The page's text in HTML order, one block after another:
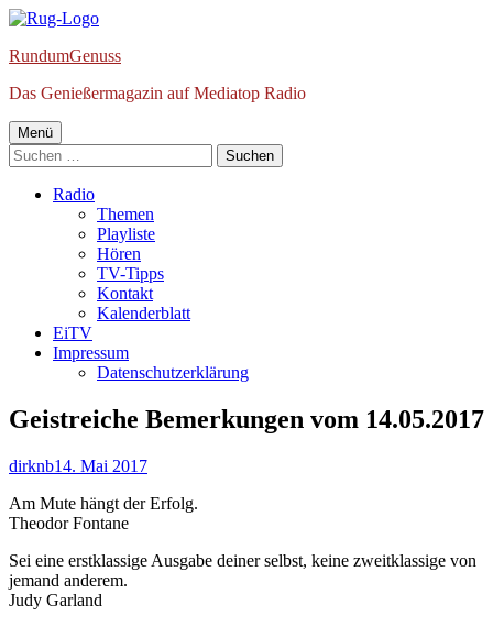
Springe
Inhalt
RundumGenuss
Das Genießermagazin auf Mediatop Radio
Primäres
Menü
Menü
Suchen
nach:
Radio
Themen
Playliste
Hören
TV-Tipps
Kontakt
Kalenderblatt
EiTV
Impressum
Datenschutzerklärung
Geistreiche Bemerkungen vom 14.05.2017
Autor
dirknbVeröffentlicht
14. Mai 2017
Am Mute hängt der Erfolg.
Theodor Fontane
Sei eine erstklassige Ausgabe deiner selbst, keine zweitklassige von
jemand anderem.
Judy Garland